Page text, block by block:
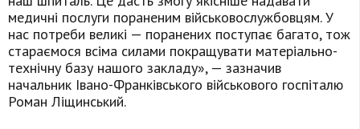
медичні послуги пораненим військовослужбовцям. У
нас потреби великі — поранених поступає багато, тож
стараємося всіма силами покращувати матеріально-
технічну базу нашого закладу», — зазначив
начальник Івано-Франківського військового госпіталю
Роман Ліщинський.